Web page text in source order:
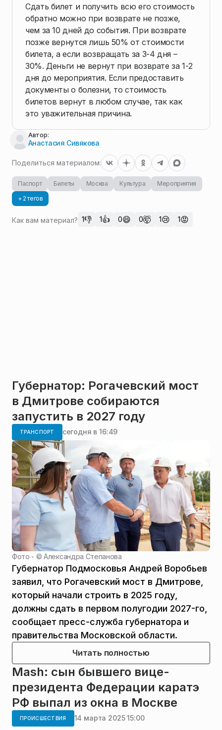
Сдать билет и получить всю его стоимость
обратно можно при возврате не позже,
чем за 10 дней до события. При возврате
позже вернутся лишь 50% от стоимости
билета, а если возвращать за 3-4 дня –
30%. Деньги не вернут при возврате за 1-2
дня до мероприятия. Если предоставить
документы о болезни, то стоимость
билетов вернут в любом случае, так как
это уважительная причина.
Автор:
Анастасия Сивякова
Поделиться материалом:
Паспорт Билеты Москва Культура
Мероприятия
+ 2 тегов
Как вам материал? 1👎 1👍 0😄 0🤯 1😢 1😡
Губернатор: Рогачевский мост
в Дмитрове собираются
запустить в 2027 году
ТРАНСПОРТ сегодня в 16:49
Фото - ©Александра Степанова
Губернатор Подмосковья Андрей Воробьев
заявил, что Рогачевский мост в Дмитрове,
который начали строить в 2025 году,
должны сдать в первом полугодии 2027-го,
сообщает пресс-служба губернатора и
правительства Московской области.
Читать полностью
Mash: сын бывшего вице-
президента Федерации каратэ
РФ выпал из окна в Москве
ПРОИСШЕСТВИЯ 14 марта 2025 15:00